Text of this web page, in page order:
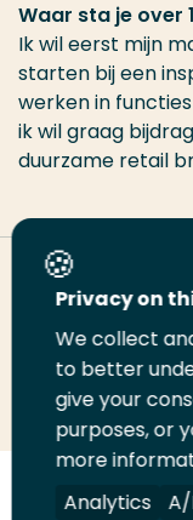
Waar sta je over
Ik wil eerst mijn
starten bij een
werken in
ik wil graag
duurzame retail
Deel deze pagina
Deel
LinkedIn
Deel
op
Twitter
op
VolgVolgVolg
Privacy on
We collect
to better
give your
purposes, or
more
Analytics